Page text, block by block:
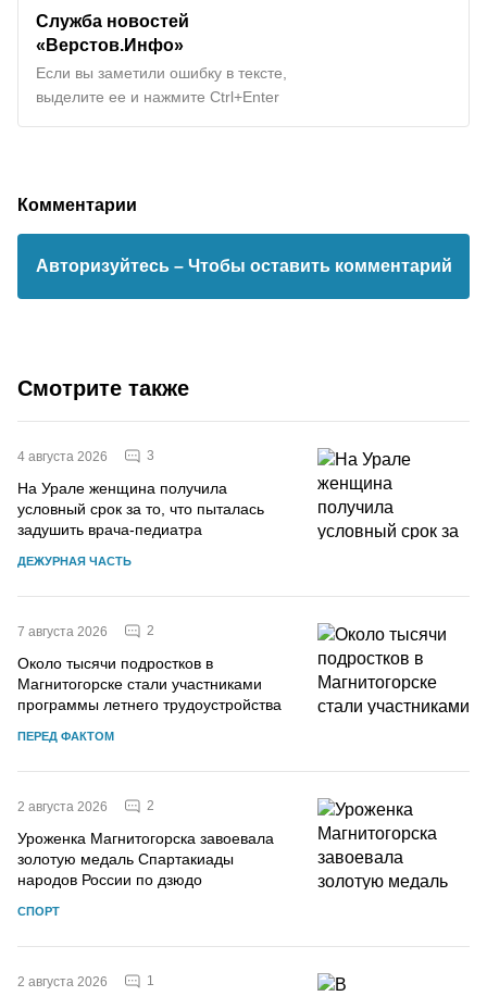
Служба новостей
«Верстов.Инфо»
Если вы заметили ошибку в тексте,
выделите ее и нажмите Ctrl+Enter
Комментарии
Авторизуйтесь – Чтобы оставить комментарий
Смотрите также
4 августа 2026 3
На Урале женщина получила
условный срок за то, что пыталась
задушить врача-педиатра
ДЕЖУРНАЯ ЧАСТЬ
7 августа 2026 2
Около тысячи подростков в
Магнитогорске стали участниками
программы летнего трудоустройства
ПЕРЕД ФАКТОМ
2 августа 2026 2
Уроженка Магнитогорска завоевала
золотую медаль Спартакиады
народов России по дзюдо
СПОРТ
2 августа 2026 1